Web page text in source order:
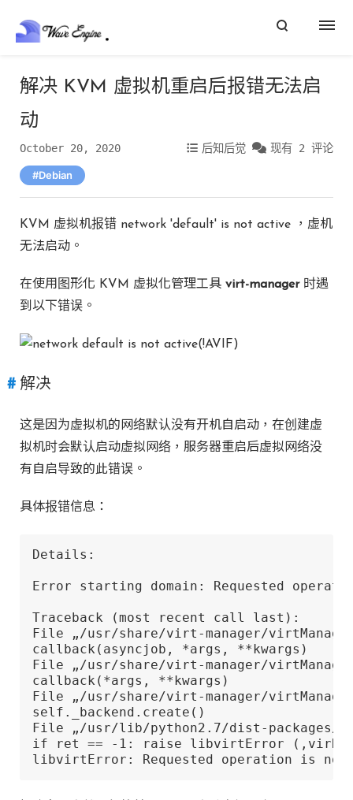
解决 KVM 虚拟机重启后报错无法启
动
October 20, 2020 后知后觉 现有 2 评论
Debian
KVM 虚拟机报错 network 'default' is not active ，虚机
无法启动。
在使用图形化 KVM 虚拟化管理工具 virt-manager时遇
到以下错误。
解决
这是因为虚拟机的网络默认没有开机自启动，在创建虚
拟机时会默认启动虚拟网络，服务器重启后虚拟网络没
有自启导致的此错误。
具体报错信息：
Details:
Error starting domain: Requested
Traceback (most recent call last):
File „/usr/share/virt-manager/
callback(asyncjob, *args, **kwargs)
File „/usr/share/virt-manager/
callback(*args, **kwargs)
File „/usr/share/virt-manager/
self._backend.create()
File „/usr/lib/python2.7/dist-
if ret == -1: raise libvirtError
libvirtError: Requested operation is